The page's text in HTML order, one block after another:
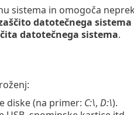
sistema in omogoča
datotečnega sistema
datotečnega sistema.
diske (na primer: C:\, D:\).